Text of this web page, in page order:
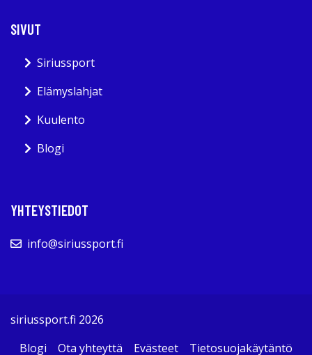
SIVUT
Siriussport
Elämyslahjat
Kuulento
Blogi
YHTEYSTIEDOT
info@siriussport.fi
siriussport.fi 2026
Blogi
Ota yhteyttä Evästeet Tietosuojakäytäntö